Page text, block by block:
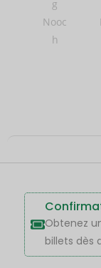
Obtenez
billets dès